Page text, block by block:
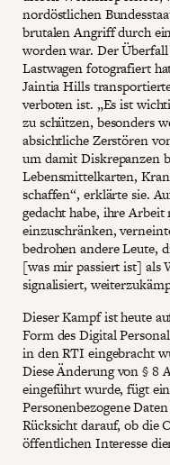
nordöstlichen
brutalen Angriff durch
worden war. Der
Lastwagen fotografiert
Jaintia Hills
verboten ist. „Es ist
zu schützen, besonders
absichtliche Zerstören
um damit Diskrepanzen
Lebensmittelkarten,
schaffen“, erklärte sie.
gedacht habe, ihre
einzuschränken,
bedrohen andere Leute,
[was mir passiert ist] als
signalisiert,
Dieser Kampf ist heute
Form des Digital
in den RTI eingebracht
Diese Änderung von § 8
eingeführt wurde, fügt
Personenbezogene
Rücksicht darauf, ob die
öffentlichen Interesse